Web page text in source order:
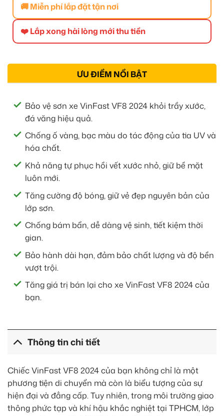
🚚 Miễn phí lắp đặt tận nơi
❤️ Lắp xong hài lòng mới thu tiền
ƯU ĐIỂM NỔI BẬT
Bảo vệ sơn xe VinFast VF8 2024 khỏi trầy xước,
đá văng hiệu quả.
Chống ố vàng, bạc màu do tác động của tia UV và
hóa chất.
Khả năng tự phục hồi vết xước nhỏ, giữ bề mặt
luôn mới.
Tăng cường độ bóng, giữ vẻ đẹp nguyên bản của
lớp sơn.
Chống bám bẩn, dễ dàng vệ sinh, tiết kiệm thời
gian.
Bảo hành dài hạn, đảm bảo chất lượng và độ bền
vượt trội.
Tăng giá trị bán lại cho xe VinFast VF8 2024 của
bạn.
Thông tin chi tiết
Chiếc VinFast VF8 2024 của bạn không chỉ là một
phương tiện di chuyển mà còn là biểu tượng của sự
hiện đại và đẳng cấp. Tuy nhiên, trong môi trường giao
thông phức tạp và khí hậu khắc nghiệt tại TPHCM, lớp